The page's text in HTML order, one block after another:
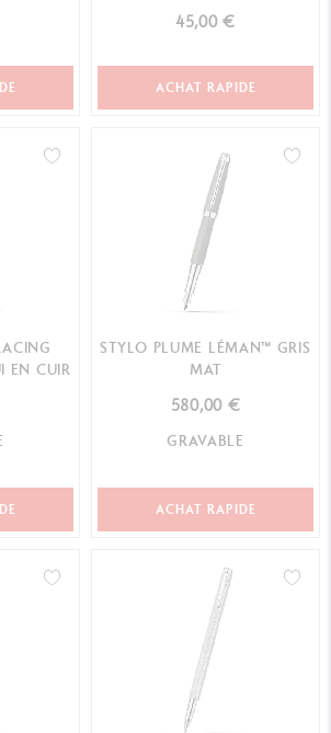
45,00 €
ACHAT RAPIDE
EN CUIR
STYLO PLUME LÉMAN™ GRIS
MAT
580,00 €
GRAVABLE
ACHAT RAPIDE